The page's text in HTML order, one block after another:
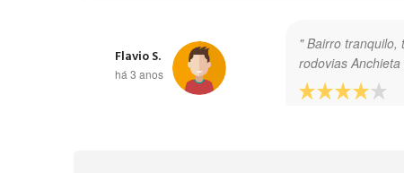
" Bairro tranquilo,
rodovias
Flavio S.
há 3 anos